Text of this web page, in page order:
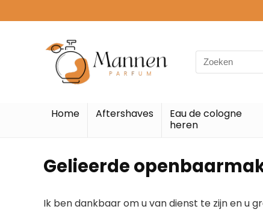
Search
for:
Home Aftershaves
Eau de cologne
heren
Gelieerde
Ik ben dankbaar om u van dienst te zijn en u